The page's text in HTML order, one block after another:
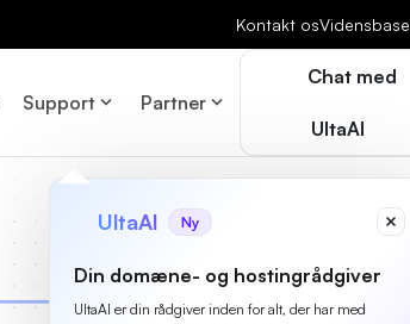
Kontakt osVidensbase
Support Partner
Chat med
UltaAI
UltaAI Ny
Din domæne- og hostingrådgiver
UltaAI er din rådgiver inden for alt, der har med